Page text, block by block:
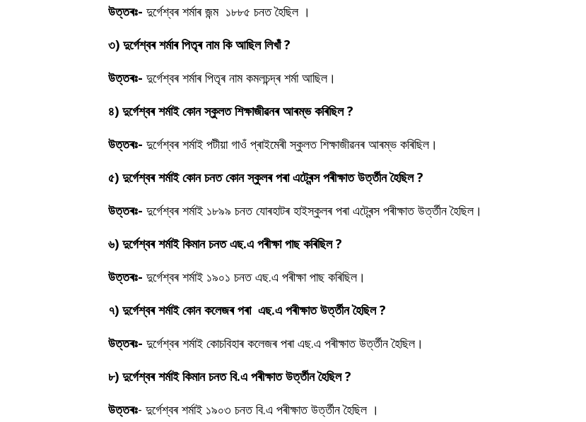
উত্তৰঃ- দুৰ্গেশ্বৰ শৰ্মাৰ জন্ম ১৮৮৫ চনত হৈছিল ।
৩) দুৰ্গেশ্বৰ শৰ্মাৰ পিতৃৰ নাম কি আছিল লিখাঁ ?
উত্তৰঃ- দুৰ্গেশ্বৰ শৰ্মাৰ পিতৃৰ নাম কমলচন্দ্ৰ শৰ্মা আছিল।
৪) দুৰ্গেশ্বৰ শৰ্মাই কোন স্কুলত শিক্ষাজীৱনৰ আৰম্ভ কৰিছিল ?
উত্তৰঃ- দুৰ্গেশ্বৰ শৰ্মাই পটীয়া গাওঁ প্ৰাইমেৰী স্কুলত শিক্ষাজীৱনৰ আৰম্ভ কৰিছিল।
৫) দুৰ্গেশ্বৰ শৰ্মাই কোন চনত কোন স্কুলৰ পৰা এট্ৰেন্স পৰীক্ষাত উৰ্ত্তীন হৈছিল ?
উত্তৰঃ- দুৰ্গেশ্বৰ শৰ্মাই ১৮৯৯ চনত যোৰহাটৰ হাইস্কুলৰ পৰা এট্ৰেন্স পৰীক্ষাত উৰ্ত্তীন হৈছিল।
৬) দুৰ্গেশ্বৰ শৰ্মাই কিমান চনত এছ.এ পৰীক্ষা পাছ কৰিছিল ?
উত্তৰঃ- দুৰ্গেশ্বৰ শৰ্মাই ১৯০১ চনত এছ.এ পৰীক্ষা পাছ কৰিছিল।
৭) দুৰ্গেশ্বৰ শৰ্মাই কোন কলেজৰ পৰা এছ.এ পৰীক্ষাত উৰ্ত্তীন হৈছিল ?
উত্তৰঃ- দুৰ্গেশ্বৰ শৰ্মাই কোচবিহাৰ কলেজৰ পৰা এছ.এ পৰীক্ষাত উৰ্ত্তীন হৈছিল।
৮) দুৰ্গেশ্বৰ শৰ্মাই কিমান চনত বি.এ পৰীক্ষাত উৰ্ত্তীন হৈছিল ?
উত্তৰঃ- দুৰ্গেশ্বৰ শৰ্মাই ১৯০৩ চনত বি.এ পৰীক্ষাত উৰ্ত্তীন হৈছিল ।